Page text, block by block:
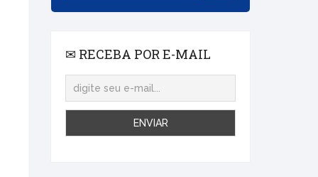
✉ RECEBA POR E-MAIL